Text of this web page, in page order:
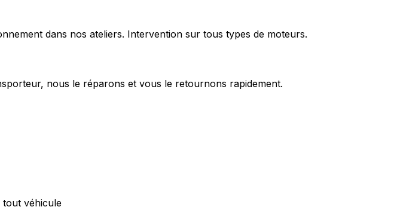
dans nos ateliers. Intervention sur tous types de moteurs.
nous le réparons et vous le retournons rapidement.
tout véhicule